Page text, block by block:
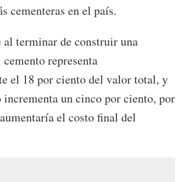
cementeras en el país.
al terminar de construir una
representa
el 18 por ciento del valor total, y
incrementa un cinco por ciento, por
el costo final del